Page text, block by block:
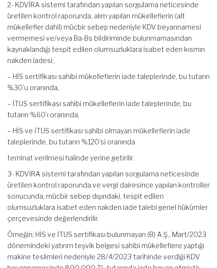
2- KDVİRA sistemi tarafından yapılan sorgulama neticesinde
üretilen kontrol raporunda, alım yapılan mükelleflerin (alt
mükellefler dahil) mücbir sebep nedeniyle KDV beyannamesi
vermemesi ve/veya Ba-Bs bildiriminde bulunmamasından
kaynaklandığı tespit edilen olumsuzluklara isabet eden kısmın
nakden iadesi;
– HİS sertifikası sahibi mükelleflerin iade taleplerinde, bu tutarın
%30’u oranında,
– İTUS sertifikası sahibi mükelleflerin iade taleplerinde, bu
tutarın %60’ı oranında,
– HİS ve İTUS sertifikası sahibi olmayan mükelleflerin iade
taleplerinde, bu tutarın %120’si oranında
teminat verilmesi halinde yerine getirilir.
3- KDVİRA sistemi tarafından yapılan sorgulama neticesinde
üretilen kontrol raporunda ve vergi dairesince yapılan kontroller
sonucunda, mücbir sebep dışındaki, tespit edilen
olumsuzluklara isabet eden nakden iade talebi genel hükümler
çerçevesinde değerlendirilir.
Örneğin; HİS ve İTUS sertifikası bulunmayan (B) A.Ş., Mart/2023
dönemindeki yatırım teşvik belgesi sahibi mükelleflere yaptığı
makine teslimleri nedeniyle 28/4/2023 tarihinde verdiği KDV